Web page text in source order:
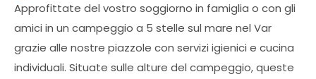
Approfittate del vostro soggiorno in famiglia o con gli
amici in un campeggio a 5 stelle sul mare nel Var
grazie alle nostre piazzole con servizi igienici e cucina
individuali. Situate sulle alture del campeggio, queste